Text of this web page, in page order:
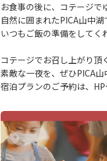
お食事の後に、コテージで
自然に囲まれたPICA山中
いつもご飯の準備をしてく
コテージでお召し上がり頂
素敵な一夜を、ぜひPICA
宿泊プランのご予約は、